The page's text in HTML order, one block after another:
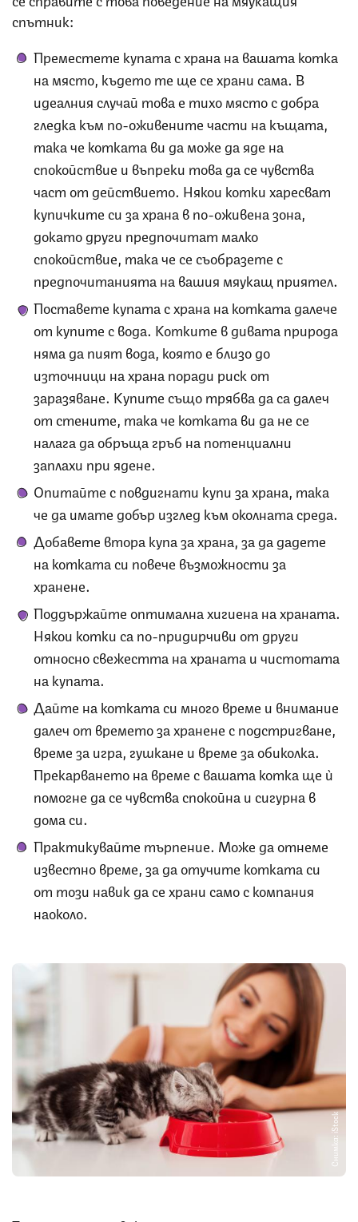
спътник:
Преместете купата с храна на вашата котка
на място, където те ще се храни сама. В
идеалния случай това е тихо място с добра
гледка към по-оживените части на къщата,
така че котката ви да може да яде на
спокойствие и въпреки това да се чувства
част от действието. Някои котки харесват
купичките си за храна в по-оживена зона,
докато други предпочитат малко
спокойствие, така че се съобразете с
предпочитанията на вашия мяукащ приятел.
Поставете купата с храна на котката далече
от купите с вода. Котките в дивата природа
няма да пият вода, която е близо до
източници на храна поради риск от
заразяване. Купите също трябва да са далеч
от стените, така че котката ви да не се
налага да обръща гръб на потенциални
заплахи при ядене.
Опитайте с повдигнати купи за храна, така
че да имате добър изглед към околната среда.
Добавете втора купа за храна, за да дадете
на котката си повече възможности за
хранене.
Поддържайте оптимална хигиена на храната.
Някои котки са по-придирчиви от други
относно свежестта на храната и чистотата
на купата.
Дайте на котката си много време и внимание
далеч от времето за хранене с подстригване,
време за игра, гушкане и време за обиколка.
Прекарването на време с вашата котка ще ѝ
помогне да се чувства спокойна и сигурна в
дома си.
Практикувайте търпение. Може да отнеме
известно време, за да отучите котката си
от този навик да се храни само с компания
наоколо.
Снимка: iStock